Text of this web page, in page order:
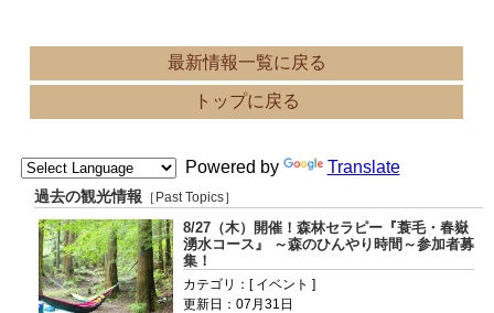
最新情報一覧に戻る
トップに戻る
Powered by Translate
過去の観光情報 ［Past Topics］
8/27（木）開催！森林セラピー『蓑毛・春嶽
湧水コース』 ～森のひんやり時間～参加者募
集！
カテゴリ：[ イベント ]
更新日：07月31日